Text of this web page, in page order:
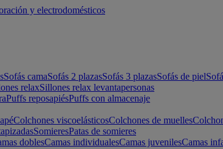
Sofás camaSofás 2 plazasSofás 3 plazasSofás de piel
relaxSillones relax levantapersonas
Puffs reposapiésPuffs con almacenaje
Colchones viscoelásticosColchones de muelles
SomieresPatas de somieres
doblesCamas individualesCamas juvenilesCamas